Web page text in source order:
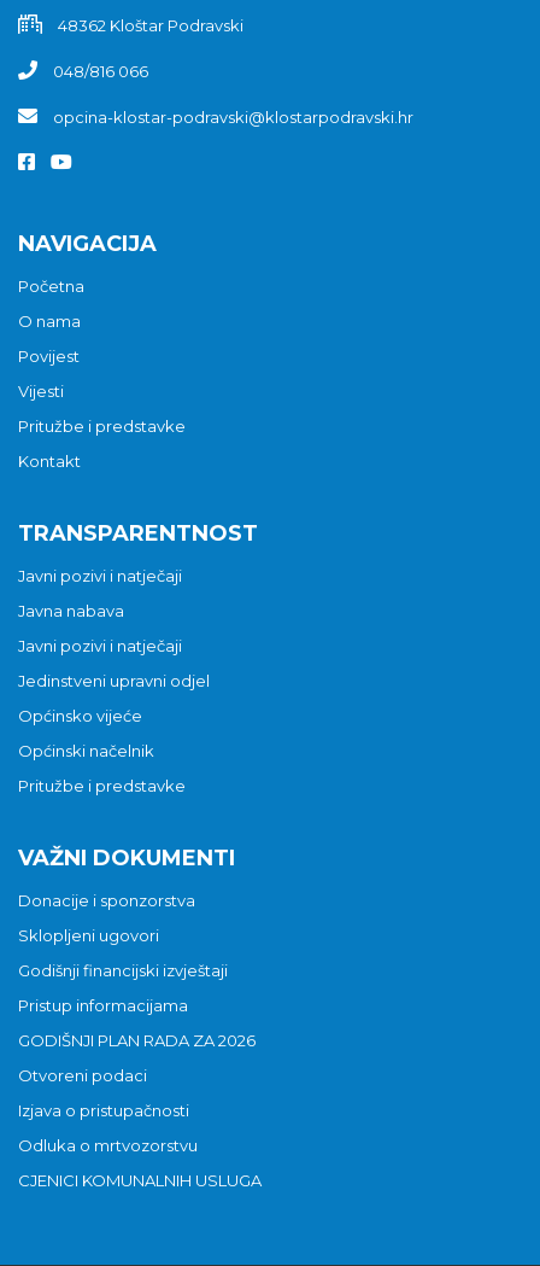
48362 Kloštar Podravski
048/816 066
opcina-klostar-podravski@klostarpodravski.hr
NAVIGACIJA
Početna
O nama
Povijest
Vijesti
Pritužbe i predstavke
Kontakt
TRANSPARENTNOST
Javni pozivi i natječaji
Javna nabava
Javni pozivi i natječaji
Jedinstveni upravni odjel
Općinsko vijeće
Općinski načelnik
Pritužbe i predstavke
VAŽNI DOKUMENTI
Donacije i sponzorstva
Sklopljeni ugovori
Godišnji financijski izvještaji
Pristup informacijama
GODIŠNJI PLAN RADA ZA 2026
Otvoreni podaci
Izjava o pristupačnosti
Odluka o mrtvozorstvu
CJENICI KOMUNALNIH USLUGA